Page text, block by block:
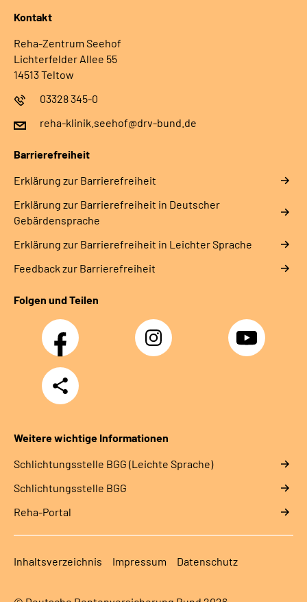
Kontakt
Reha-Zentrum Seehof
Lichterfelder Allee 55
14513 Teltow
03328 345-0
reha-klinik.seehof@drv-bund.de
Barrierefreiheit
Erklärung zur Barrierefreiheit
Erklärung zur Barrierefreiheit in Deutscher
Gebärdensprache
Erklärung zur Barrierefreiheit in Leichter Sprache
Feedback zur Barrierefreiheit
Folgen und Teilen
Facebook Instagram YouTube
Teilen
Weitere wichtige Informationen
Schlich­tungs­stel­le BGG (Leichte Sprache)
Schlich­tungs­stel­le BGG
Reha-Portal
Inhaltsverzeichnis Impressum Datenschutz